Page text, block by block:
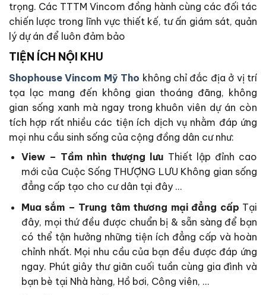
trọng. Các TTTM Vincom đồng hành cùng các đối tác
chiến lược trong lĩnh vực thiết kế, tư ấn giám sát, quản
lý dự án để luôn đảm bảo
TIỆN ÍCH NỘI KHU
Shophouse Vincom Mỹ Tho không chỉ đắc địa ở vị trí
tọa lạc mang đến không gian thoáng đãng, không
gian sống xanh mà ngay trong khuôn viên dự án còn
tích hợp rất nhiều các tiện ích dịch vụ nhằm đáp ứng
mọi nhu cầu sinh sống của cộng đồng dân cư như:
View – Tầm nhìn thượng lưu Thiết lập đỉnh cao
mới của Cuộc Sống THƯỢNG LƯU Không gian sống
đẳng cấp tạo cho cư dân tại đây …
Mua sắm – Trung tâm thương mại đẳng cấp Tại
đây, mọi thứ đều được chuẩn bị & sẵn sàng để bạn
có thể tận hưởng những tiện ích đẳng cấp và hoàn
chỉnh nhất. Mọi nhu cầu của bạn đều được đáp ứng
ngay. Phút giây thư giãn cuối tuần cùng gia đình và
bạn bè tại Nhà hàng, Hồ bơi, Công viên, …